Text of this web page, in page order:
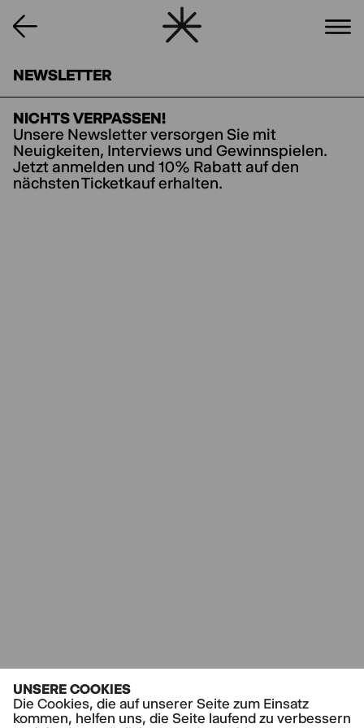
UNSERE COOKIES
Die Cookies, die auf unserer Seite zum Einsatz
kommen, helfen uns, die Seite laufend zu verbessern
NEWSLETTER
NICHTS VERPASSEN!
Unsere Newsletter versorgen Sie mit
Neuigkeiten, Interviews und Gewinnspielen.
Jetzt anmelden und 10% Rabatt auf den
nächsten Ticketkauf erhalten.